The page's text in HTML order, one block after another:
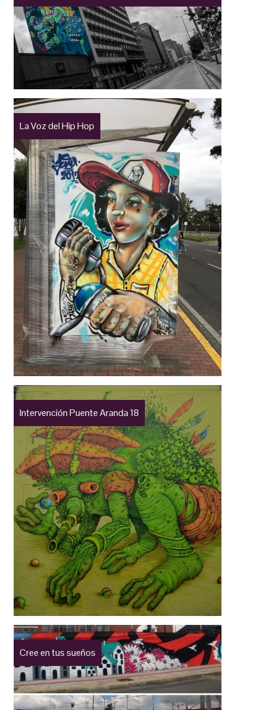
La Voz del Hip Hop
Intervención Puente Aranda 18
Cree en tus sueños